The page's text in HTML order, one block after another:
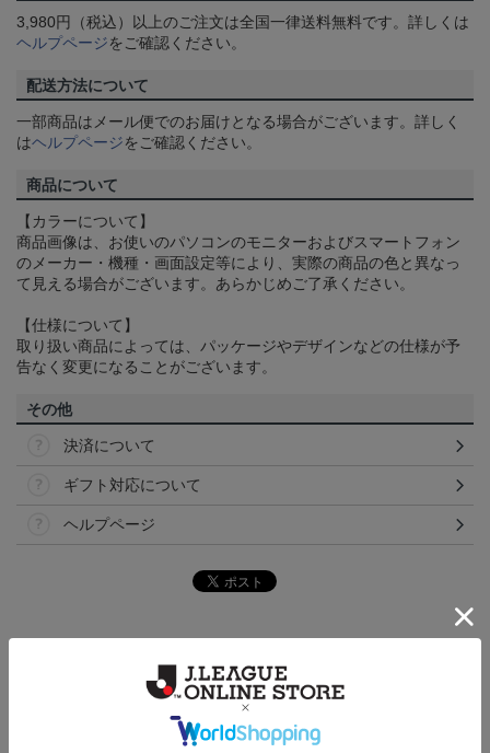
3,980円（税込）以上のご注文は全国一律送料無料です。詳しくは
ヘルプページをご確認ください。
配送方法について
一部商品はメール便でのお届けとなる場合がございます。詳しく
はヘルプページをご確認ください。
商品について
【カラーについて】
商品画像は、お使いのパソコンのモニターおよびスマートフォン
のメーカー・機種・画面設定等により、実際の商品の色と異なっ
て見える場合がございます。あらかじめご了承ください。
【仕様について】
取り扱い商品によっては、パッケージやデザインなどの仕様が予
告なく変更になることがございます。
その他
決済について
ギフト対応について
ヘルプページ
チームマスコットグッズは、サポーターやファン必
見！今すぐチェックしてみてください！